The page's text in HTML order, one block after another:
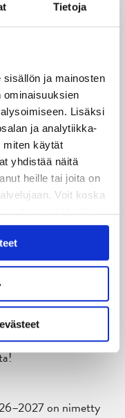
Tietoja
ja mainosten
ominaisuuksien
Lisäksi
ja analytiikka-
miten käytät
yhdistää näitä
heille tai joita on
Voit koska
evästeiden
sijalle 6.
Lahden
Perjantaina
kirjoitukset »
ensimmäistä
on nimetty